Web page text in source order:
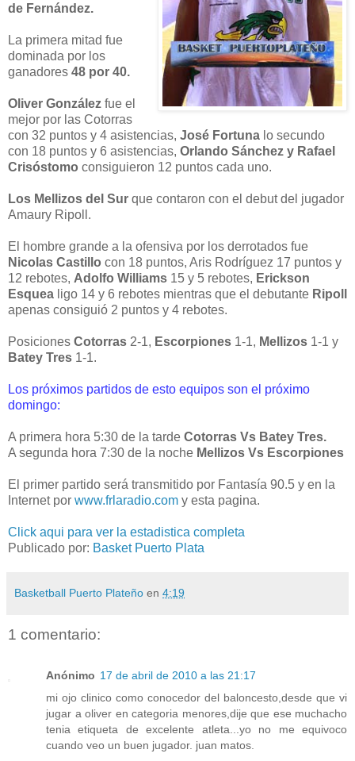
de Fernández.
La primera mitad fue
dominada por los
ganadores 48 por 40.
Oliver González fue el
mejor por las Cotorras
con 32 puntos y 4 asistencias, José Fortuna lo secundo
con 18 puntos y 6 asistencias, Orlando Sánchez y Rafael
Crisóstomo consiguieron 12 puntos cada uno.
Los Mellizos del Sur que contaron con el debut del jugador
Amaury Ripoll.
El hombre grande a la ofensiva por los derrotados fue
Nicolas Castillo con 18 puntos, Aris Rodríguez 17 puntos y
12 rebotes, Adolfo Williams 15 y 5 rebotes, Erickson
Esquea ligo 14 y 6 rebotes mientras que el debutante Ripoll
apenas consiguió 2 puntos y 4 rebotes.
Posiciones Cotorras 2-1, Escorpiones 1-1, Mellizos 1-1 y
Batey Tres 1-1.
Los próximos partidos de esto equipos son el próximo
domingo:
A primera hora 5:30 de la tarde Cotorras Vs Batey Tres.
A segunda hora 7:30 de la noche Mellizos Vs Escorpiones
El primer partido será transmitido por Fantasía 90.5 y en la
Internet por www.frlaradio.com y esta pagina.
Click aqui para ver la estadistica completa
Publicado por: Basket Puerto Plata
Basketball Puerto Plateño en 4:19
1 comentario:
Anónimo 17 de abril de 2010 a las 21:17
mi ojo clinico como conocedor del baloncesto,desde que vi
jugar a oliver en categoria menores,dije que ese muchacho
tenia etiqueta de excelente atleta...yo no me equivoco
cuando veo un buen jugador. juan matos.